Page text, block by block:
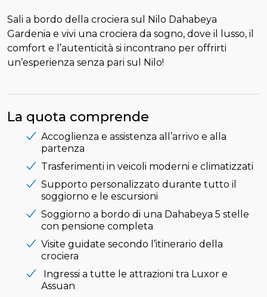
Sali a bordo della crociera sul Nilo Dahabeya
Gardenia e vivi una crociera da sogno, dove il lusso, il
comfort e l’autenticità si incontrano per offrirti
un’esperienza senza pari sul Nilo!
La quota comprende
Accoglienza e assistenza all’arrivo e alla
partenza
Trasferimenti in veicoli moderni e climatizzati
Supporto personalizzato durante tutto il
soggiorno e le escursioni
Soggiorno a bordo di una Dahabeya 5 stelle
con pensione completa
Visite guidate secondo l’itinerario della
crociera
Ingressi a tutte le attrazioni tra Luxor e
Assuan